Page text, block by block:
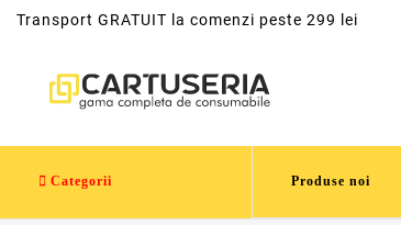
Transport GRATUIT la comenzi peste 299 lei
Categorii Produse noi